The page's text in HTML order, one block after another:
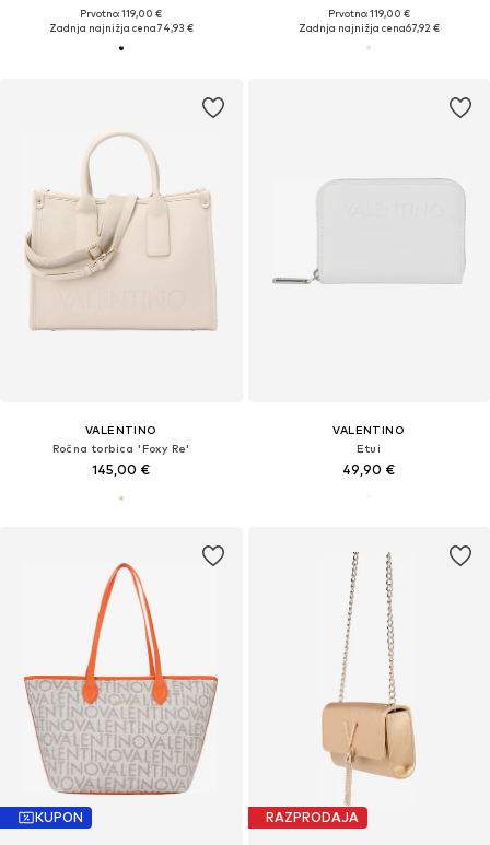
Prvotno: 119,00 €
Zadnja najnižja cena74,93 €
Prvotno: 119,00 €
Zadnja najnižja cena67,92 €
VALENTINO
Ročna torbica 'Foxy Re'
145,00 €
VALENTINO
Etui
49,90 €
KUPON RAZPRODAJA